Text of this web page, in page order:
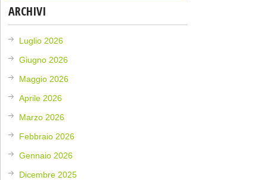
ARCHIVI
Luglio 2026
Giugno 2026
Maggio 2026
Aprile 2026
Marzo 2026
Febbraio 2026
Gennaio 2026
Dicembre 2025